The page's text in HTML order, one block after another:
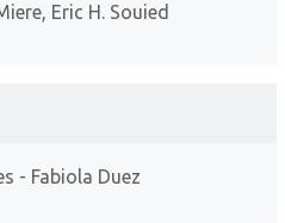
Eric H. Souied
- Fabiola Duez